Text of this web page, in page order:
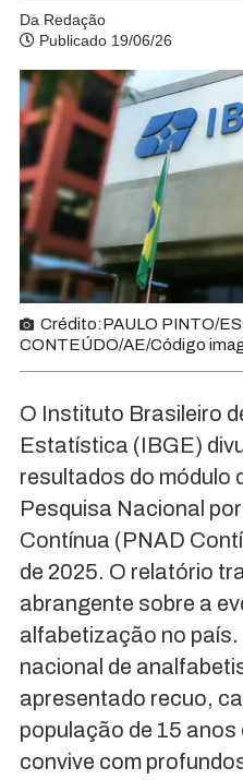
Da Redação
Publicado 19/06/26
Crédito:PAULO PINTO/
CONTEÚDO/AE/Código
O Instituto Brasileiro
Estatística (IBGE)
resultados do módulo
Pesquisa Nacional
Contínua (PNAD
de 2025. O relatório
abrangente sobre a
alfabetização no país.
nacional de
apresentado recuo,
população de 15
convive com